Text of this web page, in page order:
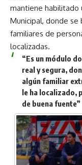
mantiene habilitado
Municipal, donde se
familiares de
localizadas.
“Es un módulo
real y segura,
algún familiar
le ha localizado,
de buena fuente”